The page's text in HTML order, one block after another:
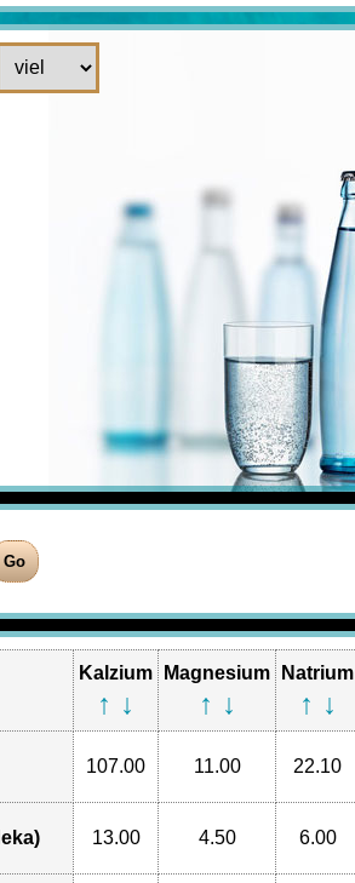
Kalzium
↑ ↓
Magnesium
↑ ↓
Natrium
↑ ↓
107.00 11.00 22.10
13.00 4.50 6.00